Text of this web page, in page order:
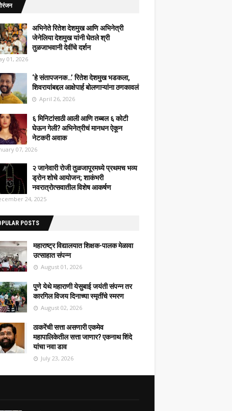
अभिनेते रितेश देशमुख आणि अभिनेत्री
जेनेलिया देशमुख यांनी घेतले श्री
तुळजाभवानी देवींचे दर्शन
01, 2026
‘हे संतापजनक…’ रितेश देशमुख भडकला,
शिवरायांबद्दल आक्षेपार्ह बोलणाऱ्यांना ठणकावलं
April 26, 2026
६ मिनिटांसाठी आली आणि तब्बल ६ कोटी
घेऊन गेली? अभिनेत्रीचं मानधन ऐकून
नेटकरी अवाक
07, 2026
२ जानेवारी रोजी तुळजापूरमध्ये प्रथमच भव्य
ड्रोन शोचे आयोजन; शाकंभरी
नवरात्रोत्सवातील विशेष आकर्षण
24, 2025
POSTS
महाराष्ट्र विद्यालयात शिक्षक-पालक मेळावा
उत्साहात संपन्न
August 01, 2026
पुणे येथे महाराणी येसुबाई जयंती संपन्न तर
कारगिल विजय दिनाच्या स्मृतींचे स्मरण
August 02, 2026
ठाकरेंची सत्ता असणारी एकमेव
महापालिकेतील सत्ता जाणार? एकनाथ शिंदे
यांचा नवा डाव
July 23, 2026